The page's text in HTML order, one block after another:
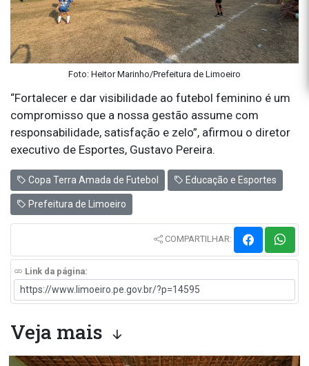
Foto: Heitor Marinho/Prefeitura de Limoeiro
“Fortalecer e dar visibilidade ao futebol feminino é um
compromisso que a nossa gestão assume com
responsabilidade, satisfação e zelo”, afirmou o diretor
executivo de Esportes, Gustavo Pereira.
Copa Terra Amada de Futebol Educação e Esportes
Prefeitura de Limoeiro
COMPARTILHAR:
Link da página:
Veja mais